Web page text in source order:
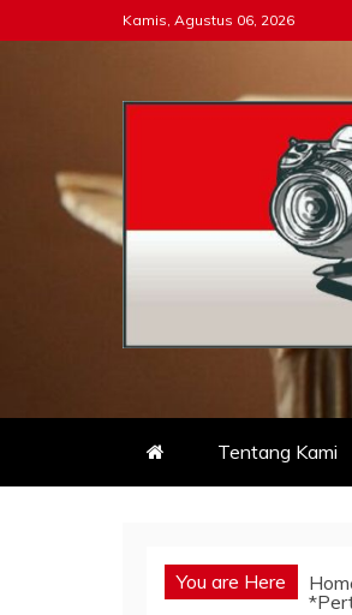
to
Kamis, Agustus 06, 2026
Tipikor-ri-
Keadilan Itu Wajib
Tentang Kami
You are Here